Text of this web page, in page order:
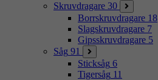
Skruvdragare 30
Borrskruvdragare 18
Slagskruvdragare 7
Gipsskruvdragare 5
Såg 91
Sticksåg 6
Tigersåg 11